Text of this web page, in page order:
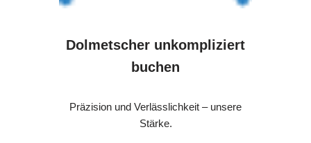
Dolmetscher unkompliziert
buchen
Präzision und Verlässlichkeit – unsere
Stärke.